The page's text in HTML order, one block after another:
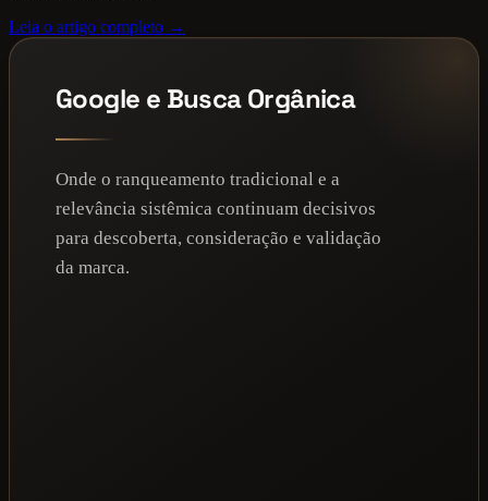
Leia o artigo completo →
Google e Busca Orgânica
Onde o ranqueamento tradicional e a
relevância sistêmica continuam decisivos
para descoberta, consideração e validação
da marca.